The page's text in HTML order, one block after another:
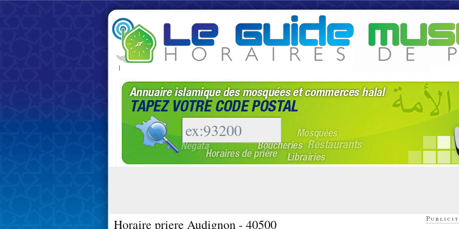
|
Horaire priere Audignon - 40500